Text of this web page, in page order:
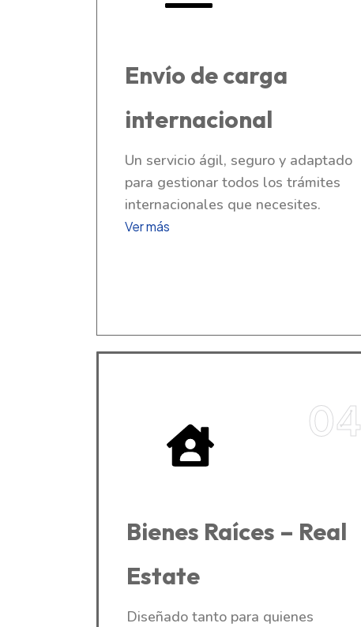
Envío de carga
internacional
Un servicio ágil, seguro y adaptado
para gestionar todos los trámites
internacionales que necesites.
Ver más
04
Bienes Raíces – Real
Estate
Diseñado tanto para quienes